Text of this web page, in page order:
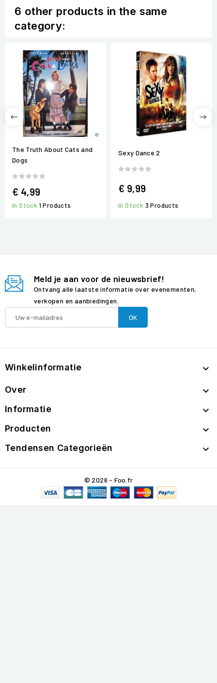
6 other products in the same
category:
The Truth About Cats and
Dogs
€ 4,99
In Stock 1 Products
Sexy Dance 2
€ 9,99
In Stock 3 Products
Meld je aan voor de nieuwsbrief!
Ontvang alle laatste informatie over evenementen,
verkopen en aanbiedingen.
Winkelinformatie 
Over 
Informatie 
Producten 
Tendensen Categorieën 
© 2026 - Foo.fr